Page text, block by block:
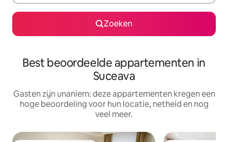
Zoeken
Best beoordeelde appartementen in
Suceava
Gasten zijn unaniem: deze appartementen kregen een
hoge beoordeling voor hun locatie, netheid en nog
veel meer.